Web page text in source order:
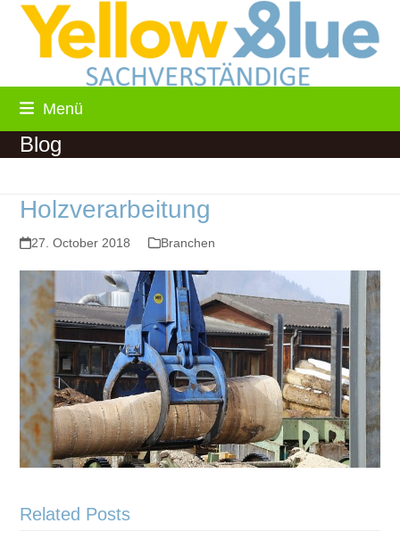
Skip
Menü
Blog
Holzverarbeitung
27. October 2018 Branchen
Related Posts